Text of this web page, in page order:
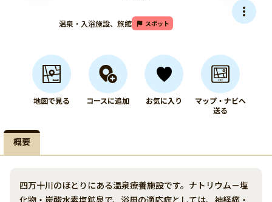
温泉・入浴施設、旅館 スポット
地図で見る コースに追加 お気に入り
マップ・ナビへ
送る
概要
四万十川のほとりにある温泉療養施設です。ナトリウム－塩
化物・炭酸水素塩鉱泉で、浴用の適応症としては、神経痛・